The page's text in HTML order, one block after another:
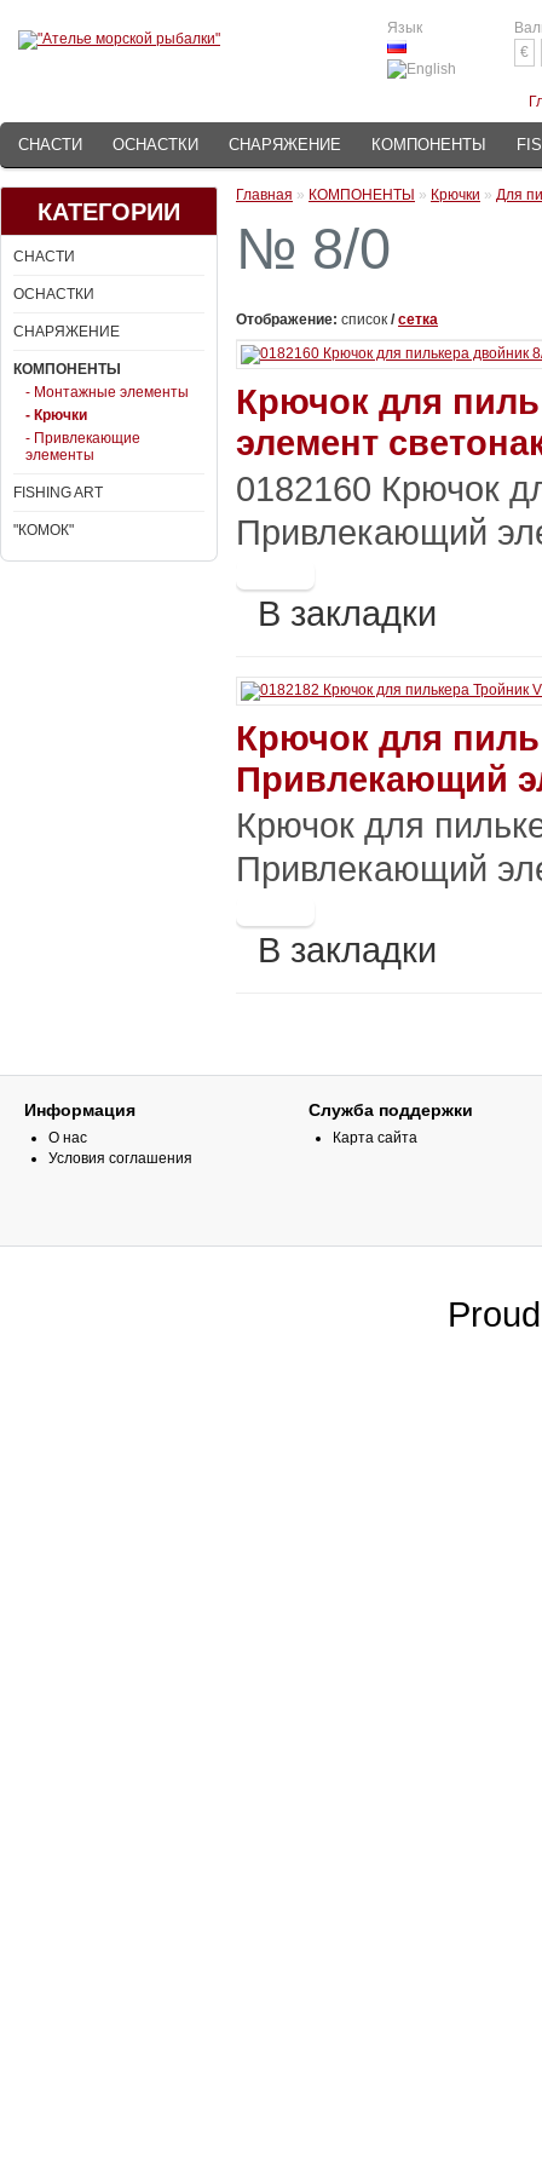
Язык
€
СНАСТИ ОСНАСТКИ СНАРЯЖЕНИЕ КОМПОНЕНТЫ
КАТЕГОРИИ
СНАСТИ
ОСНАСТКИ
СНАРЯЖЕНИЕ
КОМПОНЕНТЫ
- Монтажные элементы
- Крючки
- Привлекающие
элементы
FISHING ART
"КОМОК"
Главная » КОМПОНЕНТЫ » Крючки » Для
№ 8/0
Отображение: список / сетка
Крючок для
элемент
0182160 Крючок
Привлекающий
В закладки
Крючок для
Привлекающий
Крючок для
Привлекающий
В закладки
Информация
О нас
Условия соглашения
Служба поддержки
Карта сайта